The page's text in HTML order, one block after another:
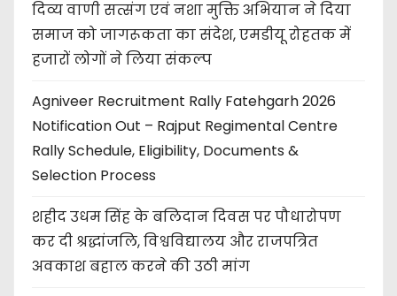
दिव्य वाणी सत्संग एवं नशा मुक्ति अभियान ने दिया
समाज को जागरूकता का संदेश, एमडीयू रोहतक में
हजारों लोगों ने लिया संकल्प
Agniveer Recruitment Rally Fatehgarh 2026
Notification Out – Rajput Regimental Centre
Rally Schedule, Eligibility, Documents &
Selection Process
शहीद उधम सिंह के बलिदान दिवस पर पौधारोपण
कर दी श्रद्धांजलि, विश्वविद्यालय और राजपत्रित
अवकाश बहाल करने की उठी मांग